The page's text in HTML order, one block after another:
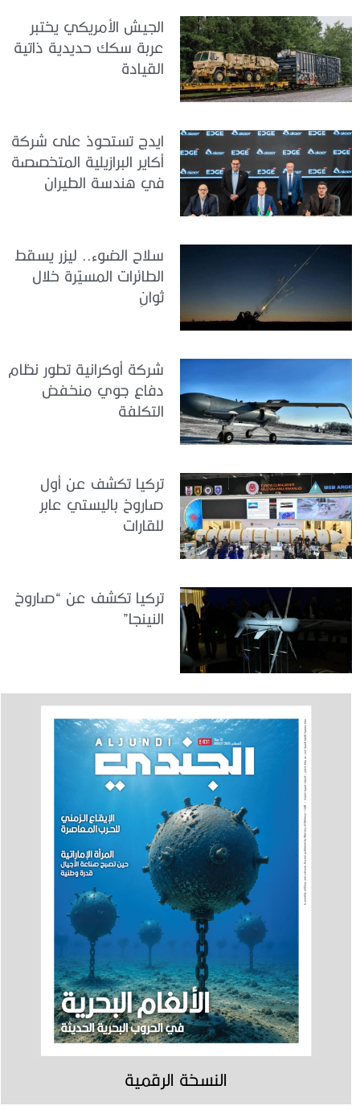
الجيش الأمريكي يختبر
عربة سكك حديدية ذاتية
القيادة
ايدج تستحوذ على شركة
أكاير البرازيلية المتخصصة
في هندسة الطيران
سلاح الضوء.. ليزر يسقط
الطائرات المسيّرة خلال
ثوانٍ
شركة أوكرانية تطور نظام
دفاع جوي منخفض
التكلفة
تركيا تكشف عن أول
صاروخ باليستي عابر
للقارات
تركيا تكشف عن “صاروخ
النينجا”
النسخة الرقمية